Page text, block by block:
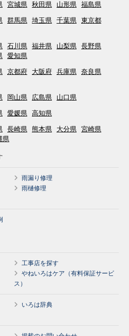
宮城県 秋田県 山形県 福島県
群馬県 埼玉県 千葉県 東京都
石川県 福井県 山梨県 長野県
愛知県
京都府 大阪府 兵庫県 奈良県
岡山県 広島県 山口県
愛媛県 高知県
長崎県 熊本県 大分県 宮崎県
県
雨漏り修理
雨樋修理
工事店を探す
やねいろはケア（有料保証サービ
ス）
いろは辞典